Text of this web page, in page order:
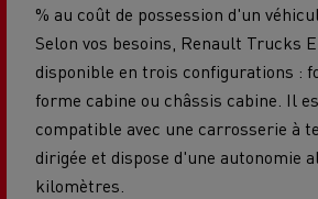
% au coût de possession d'un
Selon vos besoins, Renault Trucks
disponible en trois configurations :
forme cabine ou châssis cabine. Il
compatible avec une carrosserie à
dirigée et dispose d'une autonomie
kilomètres.